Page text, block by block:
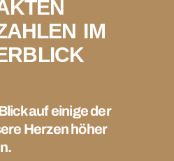
IM
auf einige der
Herzen höher